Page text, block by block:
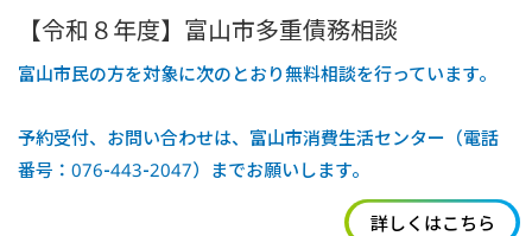
【令和８年度】富山市多重債務相談
富山市民の方を対象に次のとおり無料相談を行っています。
予約受付、お問い合わせは、富山市消費生活センター（電話
番号：076-443-2047）までお願いします。
詳しくはこちら